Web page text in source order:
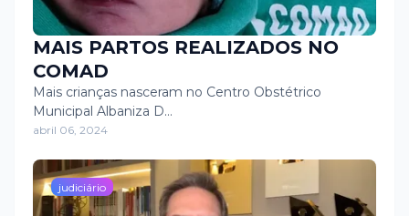
MAIS PARTOS REALIZADOS NO
COMAD
Mais crianças nasceram no Centro Obstétrico
Municipal Albaniza D…
abril 06, 2024
judiciário